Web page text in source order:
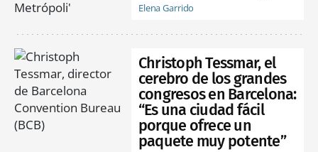
Elena Garrido
Christoph Tessmar, el
cerebro de los grandes
congresos en Barcelona:
“Es una ciudad fácil
porque ofrece un
paquete muy potente”